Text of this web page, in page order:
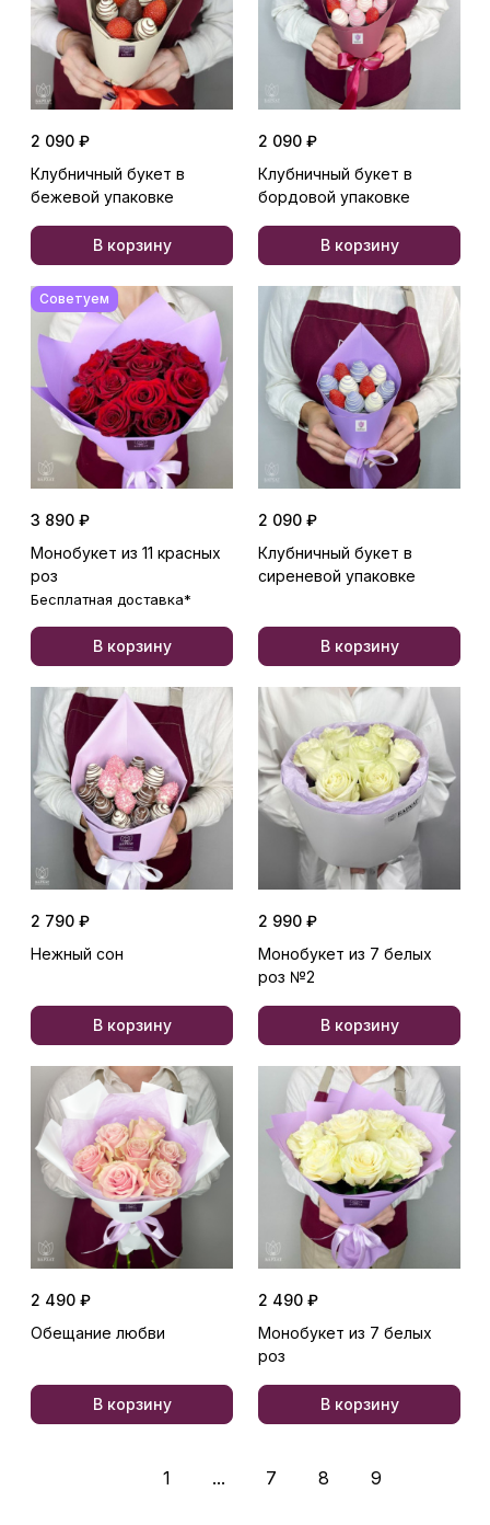
2 090 ₽
Клубничный букет в
бежевой упаковке
В корзину
2 090 ₽
Клубничный букет в
бордовой упаковке
В корзину
Советуем
3 890 ₽
Монобукет из 11 красных
роз
Бесплатная доставка*
В корзину
2 090 ₽
Клубничный букет в
сиреневой упаковке
В корзину
2 790 ₽
Нежный сон
В корзину
2 990 ₽
Монобукет из 7 белых
роз №2
В корзину
2 490 ₽
Обещание любви
В корзину
2 490 ₽
Монобукет из 7 белых
роз
В корзину
1 ... 7 8 9